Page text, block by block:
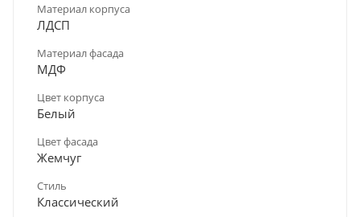
Материал корпуса
ЛДСП
Материал фасада
МДФ
Цвет корпуса
Белый
Цвет фасада
Жемчуг
Стиль
Классический